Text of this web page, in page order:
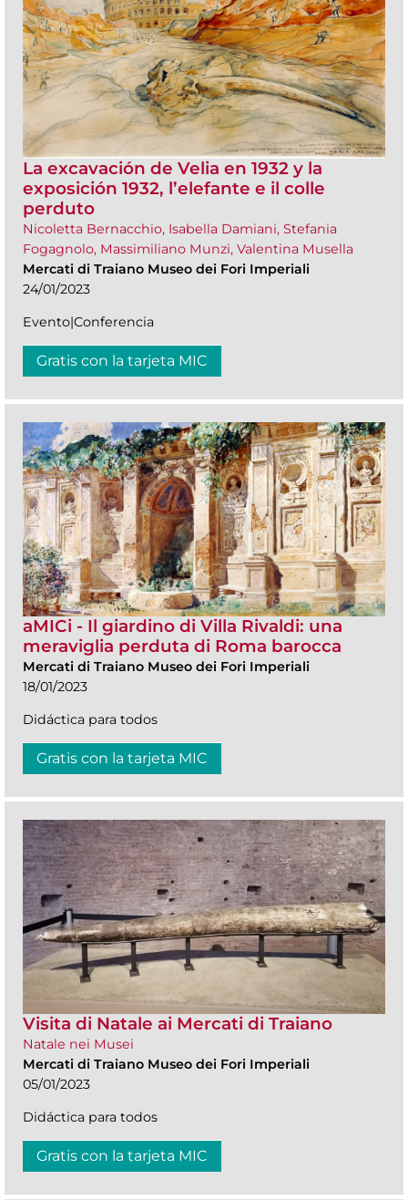
La excavación de Velia en 1932 y la
exposición 1932, l’elefante e il colle
perduto
Nicoletta Bernacchio, Isabella Damiani, Stefania
Fogagnolo, Massimiliano Munzi, Valentina Musella
Mercati di Traiano Museo dei Fori Imperiali
24/01/2023
Evento|Conferencia
Gratis con la tarjeta MIC
aMICi - Il giardino di Villa Rivaldi: una
meraviglia perduta di Roma barocca
Mercati di Traiano Museo dei Fori Imperiali
18/01/2023
Didáctica para todos
Gratis con la tarjeta MIC
Visita di Natale ai Mercati di Traiano
Natale nei Musei
Mercati di Traiano Museo dei Fori Imperiali
05/01/2023
Didáctica para todos
Gratis con la tarjeta MIC